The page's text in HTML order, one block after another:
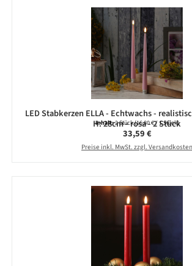
LED Stabkerzen ELLA - Echtwachs -
H: 28cm - rosa - 2 Stück
Inhalt:2 Stück(16,80 € / 1 Stück)
Regulärer Preis:
33,59 €
Preise inkl. MwSt. zzgl. Versandkosten